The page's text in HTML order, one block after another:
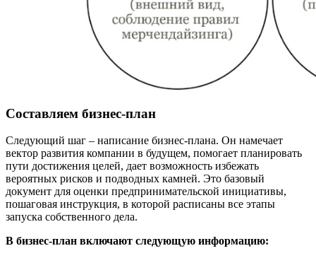
Составляем бизнес-план
Следующий шаг – написание бизнес-плана. Он намечает
вектор развития компании в будущем, помогает планировать
пути достижения целей, дает возможность избежать
вероятных рисков и подводных камней. Это базовый
документ для оценки предпринимательской инициативы,
пошаговая инструкция, в которой расписаны все этапы
запуска собственного дела.
В бизнес-план включают следующую информацию: